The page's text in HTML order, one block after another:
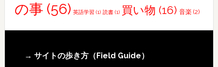
の事 (56) 英語学習 (1) 読書(1) 買い物 (16) 音楽(2)
Footer
→ サイトの歩き方（Field Guide）